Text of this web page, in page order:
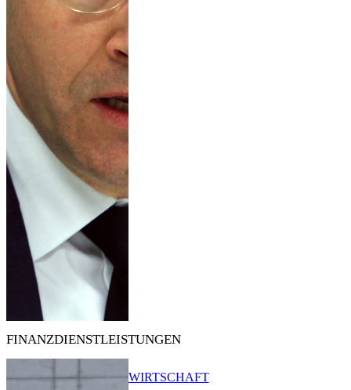
FINANZDIENSTLEISTUNGEN
WIRTSCHAFT